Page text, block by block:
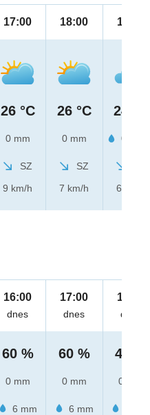
17:00
26 °C
0 mm
SZ
9 km/h
18:00
26 °C
0 mm
SZ
7 km/h
19:00
24 °C
0.1 mm
6 km/h
16:00
dnes
60 %
0 mm
6 mm
17:00
dnes
60 %
0 mm
6 mm
18:00
dnes
40 %
0 mm